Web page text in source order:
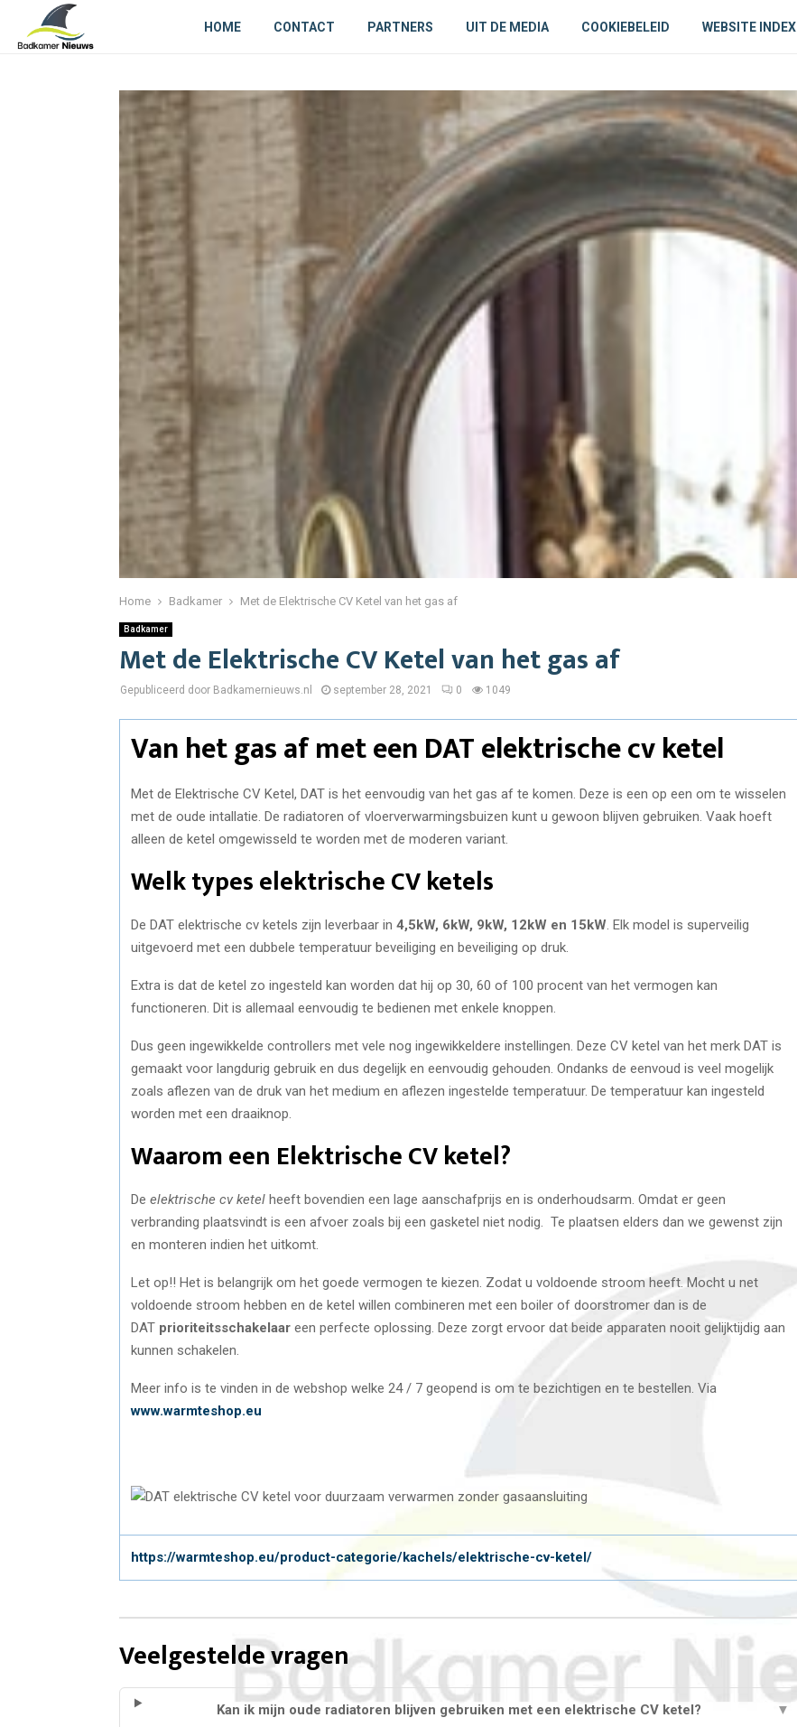
HOME CONTACT PARTNERS UIT DE MEDIA COOKIEBELEID WEBSITE INDEX
Home Badkamer Met de Elektrische CV Ketel van het gas af
Badkamer
Met de Elektrische CV Ketel van het gas af
Gepubliceerd door Badkamernieuws.nl september 28, 2021 0 1049
Van het gas af met een DAT elektrische cv ketel
Met de Elektrische CV Ketel, DAT is het eenvoudig van het gas af te komen. Deze is een op een om te wisselen
met de oude intallatie. De radiatoren of vloerverwarmingsbuizen kunt u gewoon blijven gebruiken. Vaak hoeft
alleen de ketel omgewisseld te worden met de moderen variant.
Welk types elektrische CV ketels
De DAT elektrische cv ketels zijn leverbaar in 4,5kW, 6kW, 9kW, 12kW en 15kW . Elk model is superveilig
uitgevoerd met een dubbele temperatuur beveiliging en beveiliging op druk.
Extra is dat de ketel zo ingesteld kan worden dat hij op 30, 60 of 100 procent van het vermogen kan
functioneren. Dit is allemaal eenvoudig te bedienen met enkele knoppen.
Dus geen ingewikkelde controllers met vele nog ingewikkeldere instellingen. Deze CV ketel van het merk DAT is
gemaakt voor langdurig gebruik en dus degelijk en eenvoudig gehouden. Ondanks de eenvoud is veel mogelijk
zoals aflezen van de druk van het medium en aflezen ingestelde temperatuur. De temperatuur kan ingesteld
worden met een draaiknop.
Waarom een Elektrische CV ketel?
De elektrische cv ketel heeft bovendien een lage aanschafprijs en is onderhoudsarm. Omdat er geen
verbranding plaatsvindt is een afvoer zoals bij een gasketel niet nodig. Te plaatsen elders dan we gewenst zijn
en monteren indien het uitkomt.
Let op!! Het is belangrijk om het goede vermogen te kiezen. Zodat u voldoende stroom heeft. Mocht u net
voldoende stroom hebben en de ketel willen combineren met een boiler of doorstromer dan is de
DAT prioriteitsschakelaar een perfecte oplossing. Deze zorgt ervoor dat beide apparaten nooit gelijktijdig aan
kunnen schakelen.
Meer info is te vinden in de webshop welke 24 / 7 geopend is om te bezichtigen en te bestellen. Via
www.warmteshop.eu
https://warmteshop.eu/product-categorie/kachels/elektrische-cv-ketel/
Veelgestelde vragen
Kan ik mijn oude radiatoren blijven gebruiken met een elektrische CV ketel? ▼